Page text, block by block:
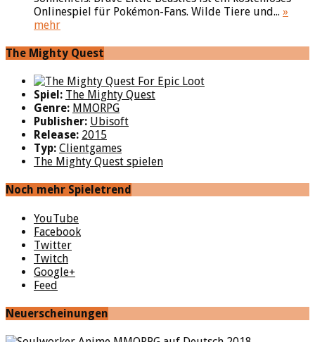
Onlinespiel für Pokémon-Fans. Wilde Tiere und... »
mehr
The Mighty Quest
Spiel: The Mighty Quest
Genre: MMORPG
Publisher: Ubisoft
Release: 2015
Typ: Clientgames
The Mighty Quest spielen
Noch mehr Spieletrend
YouTube
Facebook
Twitter
Twitch
Google+
Feed
Neuerscheinungen